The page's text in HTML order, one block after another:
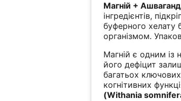
Магній +
інгредієнтів,
буферного хелату
організмом.
Магній є одним із
його дефіцит
багатьох
когнітивних
(Withania